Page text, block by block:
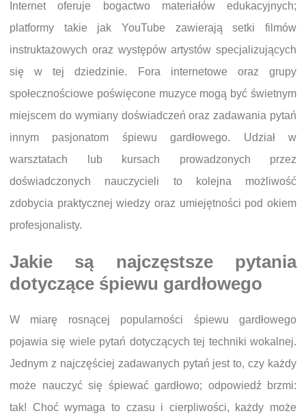
Internet oferuje bogactwo materiałów edukacyjnych;
platformy takie jak YouTube zawierają setki filmów
instruktażowych oraz występów artystów specjalizujących
się w tej dziedzinie. Fora internetowe oraz grupy
społecznościowe poświęcone muzyce mogą być świetnym
miejscem do wymiany doświadczeń oraz zadawania pytań
innym pasjonatom śpiewu gardłowego. Udział w
warsztatach lub kursach prowadzonych przez
doświadczonych nauczycieli to kolejna możliwość
zdobycia praktycznej wiedzy oraz umiejętności pod okiem
profesjonalisty.
Jakie są najczęstsze pytania
dotyczące śpiewu gardłowego
W miarę rosnącej popularności śpiewu gardłowego
pojawia się wiele pytań dotyczących tej techniki wokalnej.
Jednym z najczęściej zadawanych pytań jest to, czy każdy
może nauczyć się śpiewać gardłowo; odpowiedź brzmi:
tak! Choć wymaga to czasu i cierpliwości, każdy może